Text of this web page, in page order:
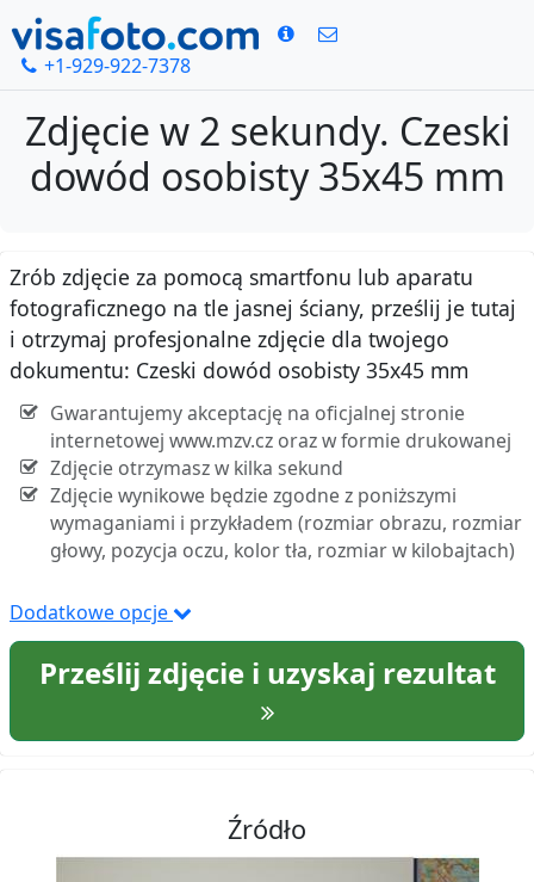
+1-929-922-7378
Zdjęcie w 2 sekundy. Czeski
dowód osobisty 35x45 mm
Zrób zdjęcie za pomocą smartfonu lub aparatu
fotograficznego na tle jasnej ściany, prześlij je tutaj
i otrzymaj profesjonalne zdjęcie dla twojego
dokumentu: Czeski dowód osobisty 35x45 mm
Gwarantujemy akceptację na oficjalnej stronie
internetowej www.mzv.cz oraz w formie drukowanej
Zdjęcie otrzymasz w kilka sekund
Zdjęcie wynikowe będzie zgodne z poniższymi
wymaganiami i przykładem (rozmiar obrazu, rozmiar
głowy, pozycja oczu, kolor tła, rozmiar w kilobajtach)
Dodatkowe opcje
Prześlij zdjęcie i uzyskaj rezultat
Źródło